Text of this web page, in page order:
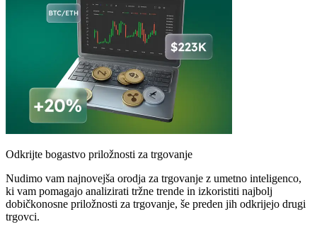
Odkrijte bogastvo priložnosti za trgovanje
Nudimo vam najnovejša orodja za trgovanje z umetno inteligenco,
ki vam pomagajo analizirati tržne trende in izkoristiti najbolj
dobičkonosne priložnosti za trgovanje, še preden jih odkrijejo drugi
trgovci.